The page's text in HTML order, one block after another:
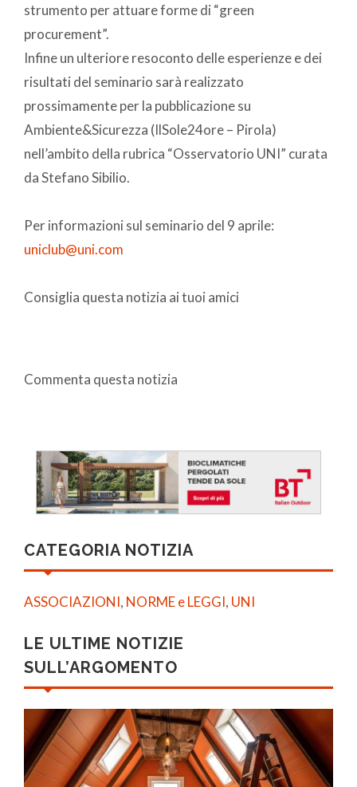
strumento per attuare forme di “green
procurement”.
Infine un ulteriore resoconto delle esperienze e dei
risultati del seminario sarà realizzato
prossimamente per la pubblicazione su
Ambiente&Sicurezza (IlSole24ore – Pirola)
nell’ambito della rubrica “Osservatorio UNI” curata
da Stefano Sibilio.
Per informazioni sul seminario del 9 aprile:
uniclub@uni.com
Consiglia questa notizia ai tuoi amici
Commenta questa notizia
CATEGORIA NOTIZIA
ASSOCIAZIONI, NORME e LEGGI, UNI
LE ULTIME NOTIZIE
SULL’ARGOMENTO